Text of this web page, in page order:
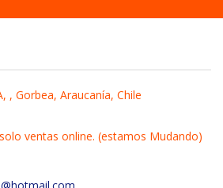
, Gorbea, Araucanía, Chile
ventas online. (estamos Mudando)